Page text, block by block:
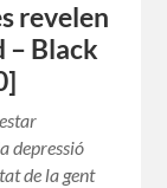
revelen
– Black
depressió
de la gent